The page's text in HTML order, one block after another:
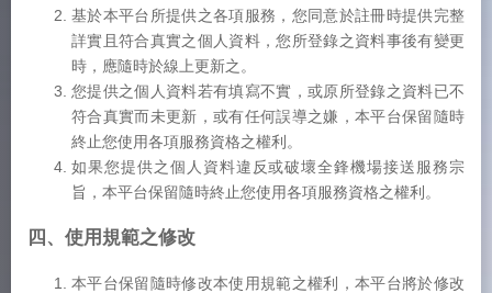
基於本平台所提供之各項服務，您同意於註冊時提供完整
詳實且符合真實之個人資料，您所登錄之資料事後有變更
時，應隨時於線上更新之。
您提供之個人資料若有填寫不實，或原所登錄之資料已不
符合真實而未更新，或有任何誤導之嫌，本平台保留隨時
終止您使用各項服務資格之權利。
如果您提供之個人資料違反或破壞全鋒機場接送服務宗
旨，本平台保留隨時終止您使用各項服務資格之權利。
四、使用規範之修改
本平台保留隨時修改本使用規範之權利，本平台將於修改